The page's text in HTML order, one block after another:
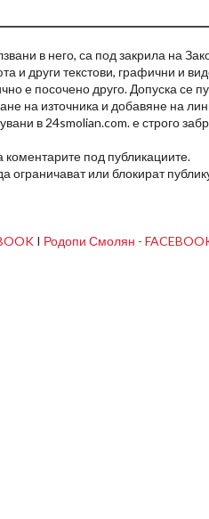
в него, са под закрила на
и други текстови, графични и
е посочено друго. Допуска се
на източника и добавяне на
в 24smolian.com. е строго
под публикациите.
или блокират
I Родопи Смолян -